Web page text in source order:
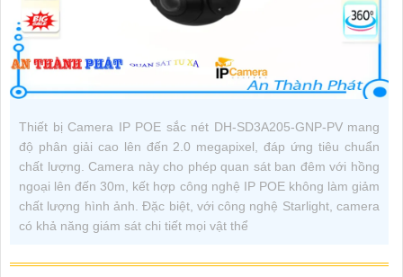
Thiết bị Camera IP POE sắc nét DH-SD3A205-GNP-PV mang
độ phân giải cao lên đến 2.0 megapixel, đáp ứng tiêu chuẩn
chất lượng. Camera này cho phép quan sát ban đêm với hồng
ngoại lên đến 30m, kết hợp công nghệ IP POE không làm giảm
chất lượng hình ảnh. Đặc biệt, với công nghệ Starlight, camera
có khả năng giám sát chi tiết mọi vật thể